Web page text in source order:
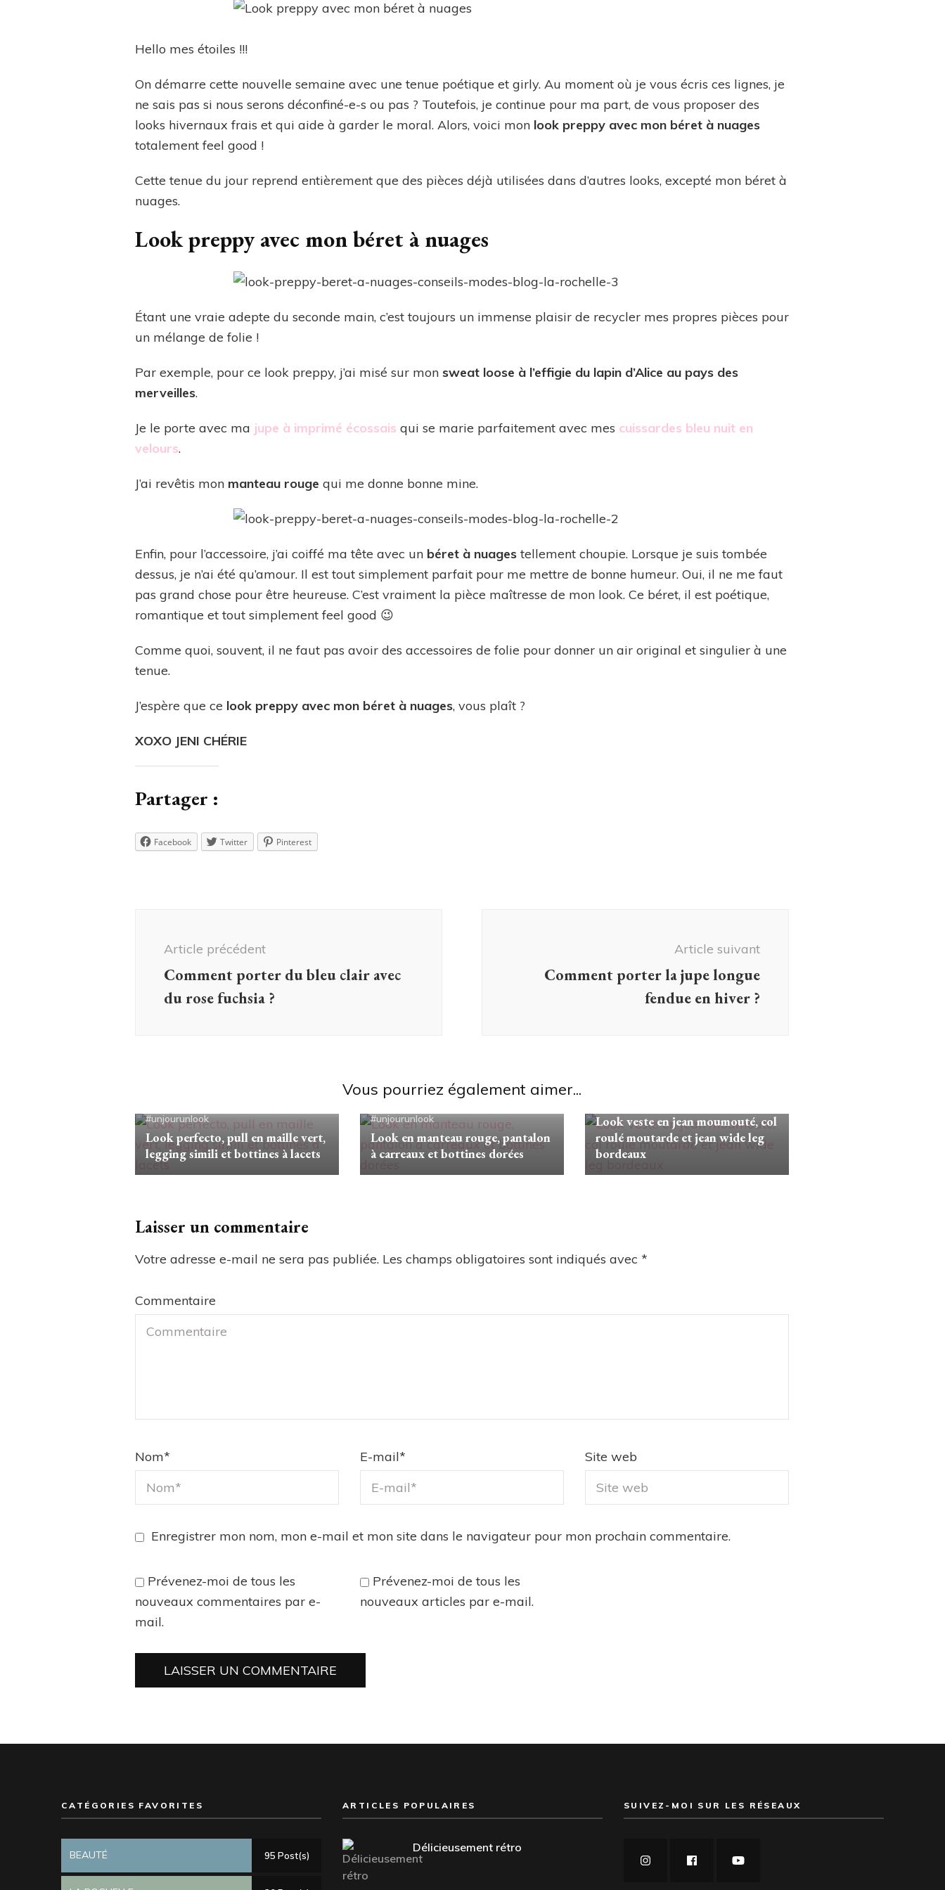
Hello mes étoiles !!!
On démarre cette nouvelle semaine avec une tenue poétique et girly. Au moment où je vous écris ces lignes, je
ne sais pas si nous serons déconfiné-e-s ou pas ? Toutefois, je continue pour ma part, de vous proposer des
looks hivernaux frais et qui aide à garder le moral. Alors, voici mon look preppy avec mon béret à nuages
totalement feel good !
Cette tenue du jour reprend entièrement que des pièces déjà utilisées dans d’autres looks, excepté mon béret à
nuages.
Look preppy avec mon béret à nuages
Étant une vraie adepte du seconde main, c’est toujours un immense plaisir de recycler mes propres pièces pour
un mélange de folie !
Par exemple, pour ce look preppy, j’ai misé sur mon sweat loose à l’effigie du lapin d’Alice au pays des
merveilles.
Je le porte avec ma jupe à imprimé écossais qui se marie parfaitement avec mes cuissardes bleu nuit en
velours.
J’ai revêtis mon manteau rouge qui me donne bonne mine.
Enfin, pour l’accessoire, j’ai coiffé ma tête avec un béret à nuages tellement choupie. Lorsque je suis tombée
dessus, je n’ai été qu’amour. Il est tout simplement parfait pour me mettre de bonne humeur. Oui, il ne me faut
pas grand chose pour être heureuse. C’est vraiment la pièce maîtresse de mon look. Ce béret, il est poétique,
romantique et tout simplement feel good 😉
Comme quoi, souvent, il ne faut pas avoir des accessoires de folie pour donner un air original et singulier à une
tenue.
J’espère que ce look preppy avec mon béret à nuages, vous plaît ?
XOXO JENI CHÉRIE
Partager :
Facebook Twitter Pinterest
d'article
Article précédent
Comment porter du bleu clair avec
du rose fuchsia ?
Article suivant
Comment porter la jupe longue
fendue en hiver ?
Vous pourriez également aimer...
#unjourunlook
Look perfecto, pull en maille vert,
legging simili et bottines à lacets
#unjourunlook
Look en manteau rouge, pantalon
à carreaux et bottines dorées
Look veste en jean moumouté, col
roulé moutarde et jean wide leg
bordeaux
Laisser un commentaire
Votre adresse e-mail ne sera pas publiée. Les champs obligatoires sont indiqués avec *
Commentaire
Nom* E-mail* Site web
Enregistrer mon nom, mon e-mail et mon site dans le navigateur pour mon prochain commentaire.
Prévenez-moi de tous les
nouveaux commentaires par e-
mail.
Prévenez-moi de tous les
nouveaux articles par e-mail.
CATÉGORIES FAVORITES
BEAUTÉ 95 Post(s)
ARTICLES POPULAIRES
Délicieusement rétro
SUIVEZ-MOI SUR LES RÉSEAUX